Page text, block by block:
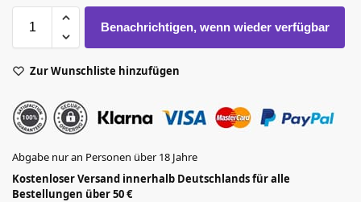
Benachrichtigen, wenn wieder verfügbar
Zur Wunschliste hinzufügen
Abgabe nur an Personen über 18 Jahre
Kostenloser Versand innerhalb Deutschlands für alle
Bestellungen über 50 €